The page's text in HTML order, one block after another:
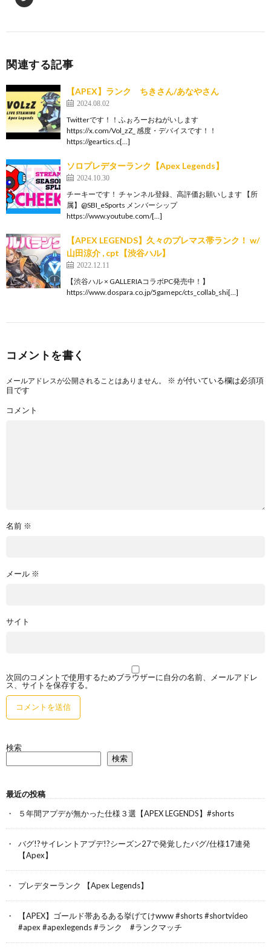
関連する記事
【APEX】ランク ちきさん/あなやさん
2024.08.02
Twitterです！！ふぉろーおねがいします
https://x.com/Vol_zZ_ 感度・デバイスです！！
https://geartics.c[…]
ソロプレデターランク【Apex Legends】
2024.10.30
チーキーです！ チャンネル登録、高評価お願いします 【所
属】@SBI_eSports メンバーシップ
https://www.youtube.com/[…]
【APEX LEGENDS】久々のプレマス帯ランク！ w/
山田涼介 , cpt【渋谷ハル】
2022.12.11
【渋谷ハル × GALLERIAコラボPC発売中！】
https://www.dospara.co.jp/5gamepc/cts_collab_shi[…]
コメントを書く
メールアドレスが公開されることはありません。 ※ が付いている欄は必須項
目です
コメント
名前 ※
メール ※
サイト
次回のコメントで使用するためブラウザーに自分の名前、メールアドレ
ス、サイトを保存する。
検索
検索
最近の投稿
５年間アプデが無かった仕様３選【APEX LEGENDS】#shorts
バグ!?サイレントアプデ!?シーズン27で発覚したバグ/仕様17連発
【Apex】
プレデターランク 【Apex Legends】
【APEX】ゴールド帯あるある挙げてけwww #shorts #shortvideo
#apex #apexlegends #ランク #ランクマッチ